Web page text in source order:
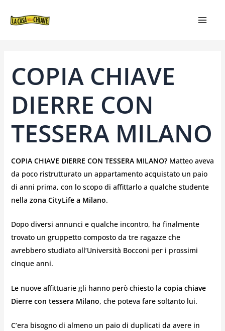
COPIA CHIAVE
DIERRE CON
TESSERA MILANO
COPIA CHIAVE DIERRE CON TESSERA MILANO? Matteo aveva
da poco ristrutturato un appartamento acquistato un paio
di anni prima, con lo scopo di affittarlo a qualche studente
nella zona CityLife a Milano.
Dopo diversi annunci e qualche incontro, ha finalmente
trovato un gruppetto composto da tre ragazze che
avrebbero studiato all’Università Bocconi per i prossimi
cinque anni.
Le nuove affittuarie gli hanno però chiesto la copia chiave
Dierre con tessera Milano, che poteva fare soltanto lui.
C’era bisogno di almeno un paio di duplicati da avere in
ARTICOLI